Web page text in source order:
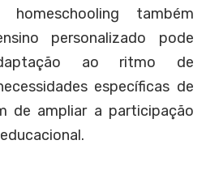
também
personalizado pode
ao ritmo de
específicas de
de ampliar a participação